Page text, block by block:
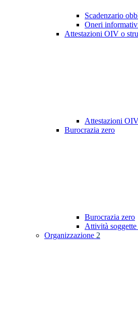
Scadenzario
Oneri
Attestazioni OIV o
Attestazioni
Burocrazia zero
Burocrazia zero
Attività
Organizzazione 2